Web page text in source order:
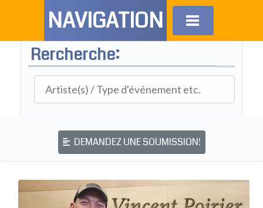
NAVIGATION
Rercherche:
DEMANDEZ UNE SOUMISSION!